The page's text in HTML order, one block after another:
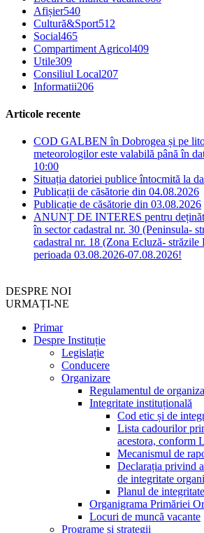
Afișier540
Cultură&Sport512
Social465
Compartiment Agricol409
Utile309
Consiliul Local207
Informatii206
Articole recente
COD GALBEN în Dobrogea și pe
meteorologilor este valabilă până în
10:00
Situația datoriei publice întocmită la
Publicații de căsătorie din 04.08.2026
Publicație de căsătorie din 03.08.2026
ANUNȚ DE INTERES pentru
în sector cadastral nr. 30 (Peninsula-
cadastral nr. 18 (Zona Ecluză-
perioada 03.08.2026-07.08.2026!
DESPRE NOI
URMAȚI-NE
Primar
Despre Instituție
Legislație
Conducere
Organizare
Regulamentul de
Integritate instituțională
Cod etic și de
Lista cadourilor
acestora, conform
Mecanismul de
Declarația privind
de integritate
Planul de
Organigrama Primăriei
Locuri de muncă vacante
Programe și strategii